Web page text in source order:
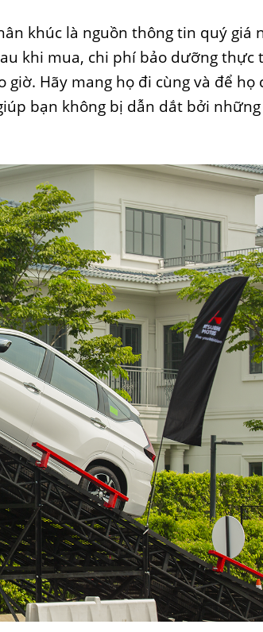
khúc là nguồn thông tin quý giá
khi mua, chi phí bảo dưỡng thực
Hãy mang họ đi cùng và để họ
bạn không bị dẫn dắt bởi